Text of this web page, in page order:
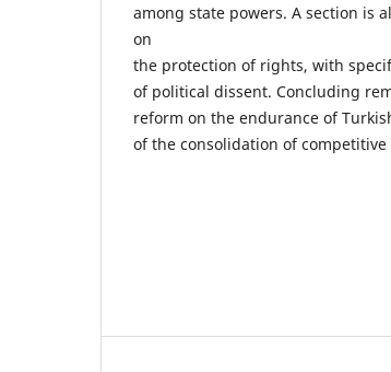
among state powers. A section is
on
the protection of rights, with
of political dissent. Concluding
reform on the endurance of
of the consolidation of